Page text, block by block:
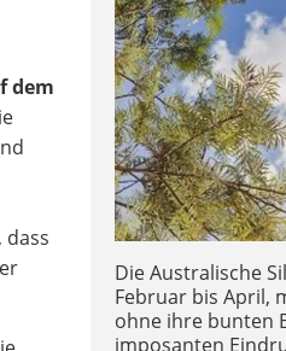
Die Australische
Februar bis April,
ohne ihre bunten
imposanten
dem